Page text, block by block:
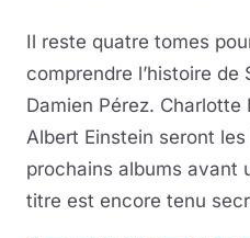
Il reste quatre tomes
comprendre l’histoire de
Damien Pérez. Charlotte
Albert Einstein seront
prochains albums avant
titre est encore tenu